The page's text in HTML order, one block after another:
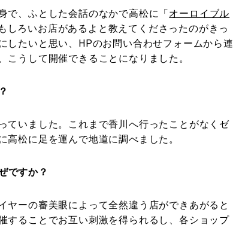
で、ふとした会話のなかで高松に「オーロイブル
しろいお店があるよと教えてくださったのがきっ
したいと思い、HPのお問い合わせフォームから連
うして開催できることになりました。
ていました。これまで香川へ行ったことがなくゼ
松に足を運んで地道に調べました。
ですか？
ヤーの審美眼によって全然違う店ができあがると
することでお互い刺激を得られるし、各ショップ